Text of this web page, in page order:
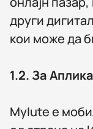
други
кои може да
1.2. За
MyIute е